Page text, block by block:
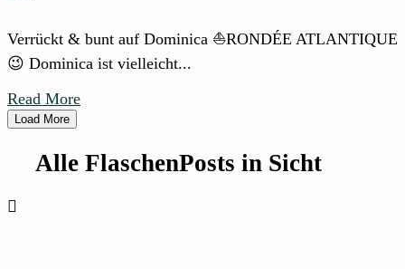
Verrückt & bunt auf Dominica ⛵RONDÉE ATLANTIQUE
😉 Dominica ist vielleicht...
Read More
Load More
Alle FlaschenPosts in Sicht